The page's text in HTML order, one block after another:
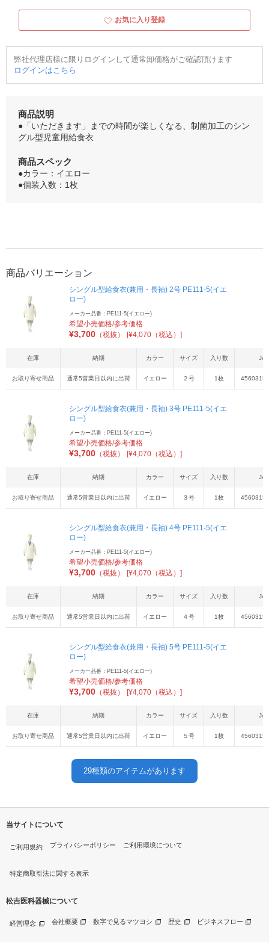
お気に入り登録
弊社代理店様に限りログインして通常卸価格がご確認頂けます
ログインはこちら
商品説明
●「いただきます」までの時間が楽しくなる、制菌加工のシン
グル型児童用給食衣
商品スペック
●カラー：イエロー
●個装入数：1枚
商品バリエーション
シングル型給食衣(兼用・長袖) 2号 PE111-5(イエ
ロー)
メーカー品番：PE111-5(イエロー)
希望小売価格/参考価格
¥3,700 （税抜） [¥4,070（税込）]
在庫 納期 カラー サイズ 入り数
お取り寄せ商品 通常5営業日以内に出荷 イエロー ２号 1枚
シングル型給食衣(兼用・長袖) 3号 PE111-5(イエ
ロー)
メーカー品番：PE111-5(イエロー)
希望小売価格/参考価格
¥3,700 （税抜） [¥4,070（税込）]
在庫 納期 カラー サイズ 入り数
お取り寄せ商品 通常5営業日以内に出荷 イエロー ３号 1枚
シングル型給食衣(兼用・長袖) 4号 PE111-5(イエ
ロー)
メーカー品番：PE111-5(イエロー)
希望小売価格/参考価格
¥3,700 （税抜） [¥4,070（税込）]
在庫 納期 カラー サイズ 入り数
お取り寄せ商品 通常5営業日以内に出荷 イエロー ４号 1枚
シングル型給食衣(兼用・長袖) 5号 PE111-5(イエ
ロー)
メーカー品番：PE111-5(イエロー)
希望小売価格/参考価格
¥3,700 （税抜） [¥4,070（税込）]
在庫 納期 カラー サイズ 入り数
お取り寄せ商品 通常5営業日以内に出荷 イエロー ５号 1枚
29種類のアイテムがあります
当サイトについて
ご利用規約 プライバシーポリシー ご利用環境について
特定商取引法に関する表示
松吉医科器械について
経営理念 会社概要 数字で見るマツヨシ 歴史 ビジネスフロー